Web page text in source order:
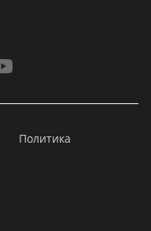
Политика